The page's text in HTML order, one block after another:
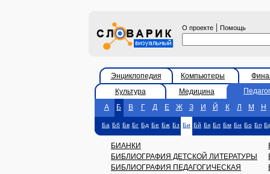
О проекте | Помощь
Энциклопедия Компьютеры
Культура
Медицина
А
Б В Г Д Е Ж З И Й К Л М Н
Ба Бб Бв Бг Бд Бе Бж Бз Би Бй Бк Бл Бм Бн Бо Бп
БИАНКИ
БИБЛИОГРАФИЯ ДЕТСКОЙ ЛИТЕРАТУРЫ
БИБЛИОГРАФИЯ ПЕДАГОГИЧЕСКАЯ